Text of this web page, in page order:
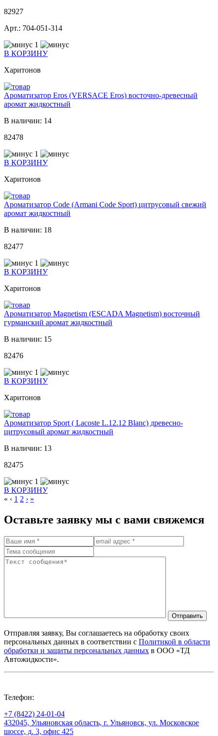
82927
Арт.: 704-051-314
1
В КОРЗИНУ
Харитонов
Ароматизатор Eros (VERSACE Eros) восточно-древесный
аромат жидкостный
В наличии: 14
82478
1
В КОРЗИНУ
Харитонов
Ароматизатор Code (Armani Code Sport) цитрусовый свежий
аромат жидкостный
В наличии: 18
82477
1
В КОРЗИНУ
Харитонов
Ароматизатор Magnetism (ESCADA Magnetism) восточный
гурманский аромат жидкостный
В наличии: 15
82476
1
В КОРЗИНУ
Харитонов
Ароматизатор Sport ( Lacoste L.12.12 Blanc) древесно-
цитрусовый аромат жидкостный
В наличии: 13
82475
1
В КОРЗИНУ
« ‹ 1 2 › »
Оставьте заявку мы с вами свяжемся
Отправить
Отправляя заявку, Вы соглашаетесь на обработку своих
персональных данных в соответствии с Политикой в области
обработки и защиты персональных данных в ООО «ТД
Автожидкости».
Телефон:
+7 (8422) 24-01-04
432045, Ульяновская область, г. Ульяновск, ул. Московское
шоссе, д. 3, офис 425